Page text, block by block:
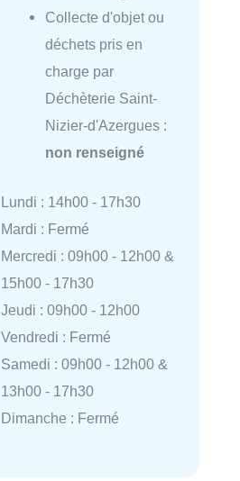
Collecte d'objet ou
déchets pris en
charge par
Déchèterie Saint-
Nizier-d'Azergues :
non renseigné
Lundi : 14h00 - 17h30
Mardi : Fermé
Mercredi : 09h00 - 12h00 &
15h00 - 17h30
Jeudi : 09h00 - 12h00
Vendredi : Fermé
Samedi : 09h00 - 12h00 &
13h00 - 17h30
Dimanche : Fermé